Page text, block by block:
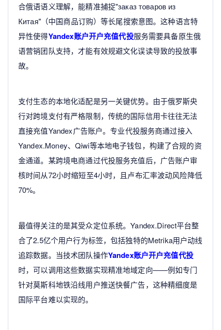
合俄语语义理解，能精准捕捉"заказ товаров из
Китая"（中国商品订购）等长尾搜索意图。这种语言特
异性使得Yandex账户开户充值代投服务需要具备原生俄
语营销团队支持，才能有效规避文化误读导致的投放事
故。
支付生态的本地化适配是另一关键优势。由于俄罗斯央
行对跨境支付有严格限制，传统的国际信用卡往往无法
直接充值Yandex广告账户。专业代投服务商通过接入
Yandex.Money、Qiwi等本地电子钱包，构建了合规的资
金通道。某跨境电商通过代投服务充值后，广告账户审
核时间从72小时缩短至4小时，且卢布汇率波动风险降低
70%。
最值得关注的是其受众定位系统。Yandex.Direct平台整
合了2.5亿个用户行为标签，包括独特的Metrika用户动线
追踪数据。当技术团队操作Yandex账户开户充值代投
时，可以调用这些数据实现精准地域定向——例如专门
针对莫斯科地铁沿线用户推送快餐广告，这种精细度是
国际平台难以实现的。